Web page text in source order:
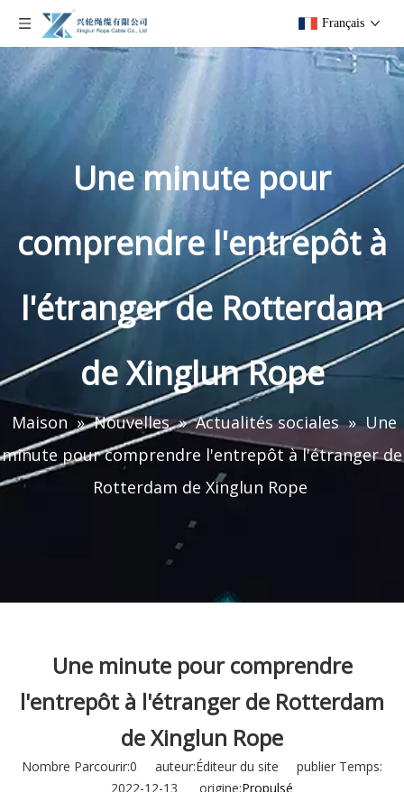
Français
Une minute pour
comprendre l'entrepôt à
l'étranger de Rotterdam
de Xinglun Rope
Maison » Nouvelles » Actualités sociales » Une
minute pour comprendre l'entrepôt à l'étranger de
Rotterdam de Xinglun Rope
Une minute pour comprendre
l'entrepôt à l'étranger de Rotterdam
de Xinglun Rope
Nombre Parcourir:0 auteur:Éditeur du site publier Temps:
2022-12-13 origine:Propulsé